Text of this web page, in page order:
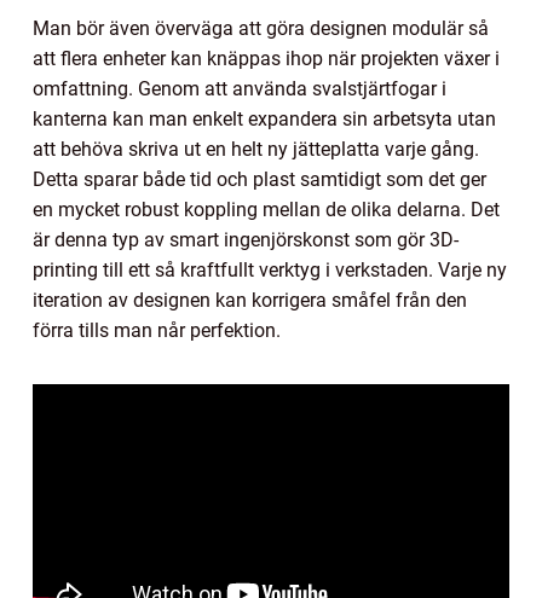
Man bör även överväga att göra designen modulär så
att flera enheter kan knäppas ihop när projekten växer i
omfattning. Genom att använda svalstjärtfogar i
kanterna kan man enkelt expandera sin arbetsyta utan
att behöva skriva ut en helt ny jätteplatta varje gång.
Detta sparar både tid och plast samtidigt som det ger
en mycket robust koppling mellan de olika delarna. Det
är denna typ av smart ingenjörskonst som gör 3D-
printing till ett så kraftfullt verktyg i verkstaden. Varje ny
iteration av designen kan korrigera småfel från den
förra tills man når perfektion.